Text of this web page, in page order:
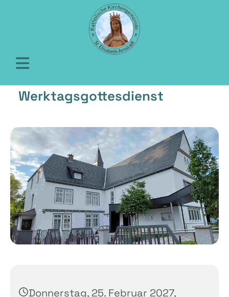
Werktagsgottesdienst
Donnerstag, 25. Februar 2027,